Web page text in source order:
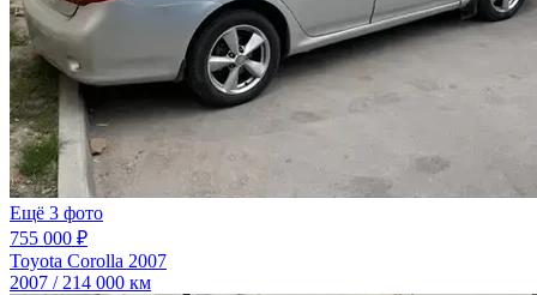
Ещё 3 фото
755 000 ₽
Toyota Corolla 2007
2007 / 214 000 км